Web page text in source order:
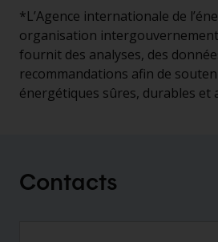
*L’Agence internationale de
organisation
fournit des analyses, des
recommandations afin de
énergétiques sûres, durables et
Contacts